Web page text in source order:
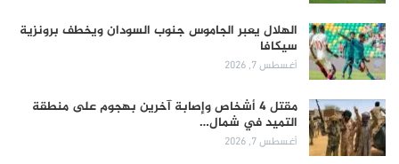
الهلال يعبر الجاموس جنوب السودان ويخطف برونزية
سيكافا
أغسطس 7, 2026
مقتل 4 أشخاص وإصابة آخرين بهجوم على منطقة
التميد في شمال…
أغسطس 7, 2026